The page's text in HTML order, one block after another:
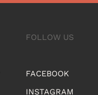
FOLLOW US
FACEBOOK
INSTAGRAM